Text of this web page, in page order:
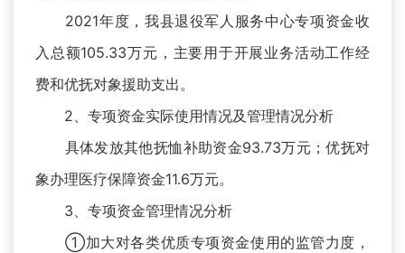
2021年度，我县退役军人服务中心专项资金收
入总额105.33万元，主要用于开展业务活动工作经
费和优抚对象援助支出。
2、专项资金实际使用情况及管理情况分析
具体发放其他抚恤补助资金93.73万元；优抚对
象办理医疗保障资金11.6万元。
3、专项资金管理情况分析
①加大对各类优质专项资金使用的监管力度，